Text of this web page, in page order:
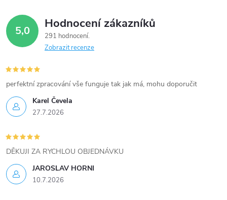
v
ý
p
i
s
u
5,0 Hodnocení zákazníků
291 hodnocení
Zobrazit recenze
Karel Čevela
27.7.2026
perfektní zpracování vše funguje tak jak má, mohu doporučit
JAROSLAV HORNI
10.7.2026
DĚKUJI ZA RYCHLOU OBJEDNÁVKU